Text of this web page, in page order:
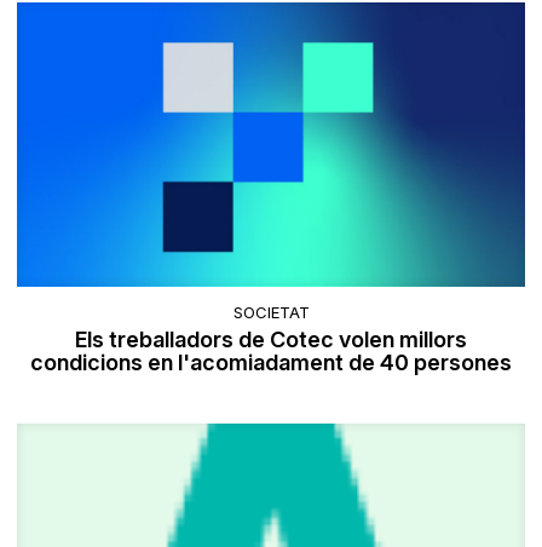
SOCIETAT
Els treballadors de Cotec volen millors
condicions en l'acomiadament de 40 persones